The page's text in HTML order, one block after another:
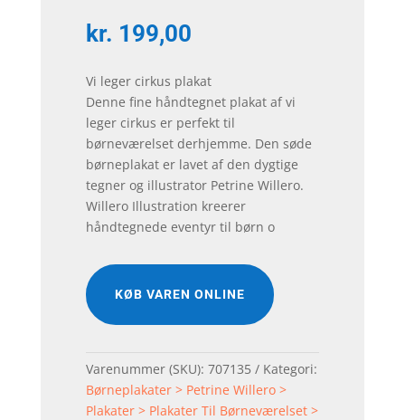
kr. 199,00
Vi leger cirkus plakat
Denne fine håndtegnet plakat af vi
leger cirkus er perfekt til
børneværelset derhjemme. Den søde
børneplakat er lavet af den dygtige
tegner og illustrator Petrine Willero.
Willero Illustration kreerer
håndtegnede eventyr til børn o
KØB VAREN ONLINE
Varenummer (SKU): 707135
Kategori:
Børneplakater > Petrine Willero >
Plakater > Plakater Til Børneværelset >